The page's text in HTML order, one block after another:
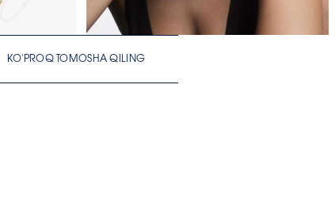
KO'PROQ TOMOSHA QILING